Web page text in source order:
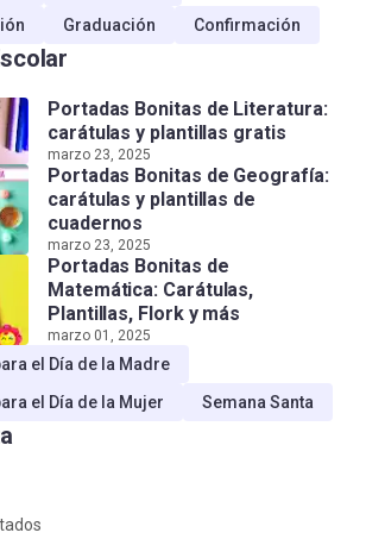
Graduación Confirmación
Portadas Bonitas de Literatura:
carátulas y plantillas gratis
marzo 23, 2025
Portadas Bonitas de Geografía:
carátulas y plantillas de
cuadernos
marzo 23, 2025
Portadas Bonitas de
Matemática: Carátulas,
Plantillas, Flork y más
marzo 01, 2025
el Día de la Madre
el Día de la Mujer
Semana Santa